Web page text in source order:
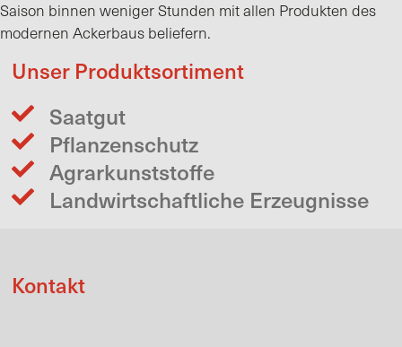
Saison binnen weniger Stunden mit allen Produkten des
modernen Ackerbaus beliefern.
Unser Produktsortiment
Saatgut
Pflanzenschutz
Agrarkunststoffe
Landwirtschaftliche Erzeugnisse
Kontakt